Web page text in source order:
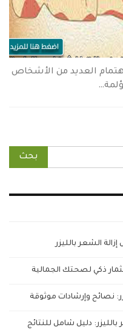
العديد من الأشخاص
الشعر بالليزر
ذكي لصحتك الجمالية
نصائح وإرشادات موثوقة
دليل شامل للنتائج